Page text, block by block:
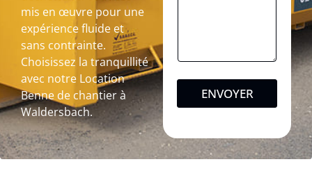
mis en œuvre pour une
expérience fluide et
sans contrainte.
Choisissez la tranquillité
avec notre Location
Benne de chantier à
Waldersbach.
ENVOYER